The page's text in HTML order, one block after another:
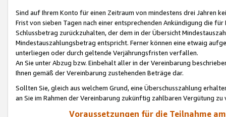
Sind auf Ihrem Konto für einen Zeitraum von mindestens drei Jahren
Frist von sieben Tagen nach einer entsprechenden Ankündigung die
Schlussbetrag zurückzuhalten, der dem in der Übersicht
Mindestauszahlungsbetrag entspricht. Ferner können eine etwaig
unterliegen oder durch geltende Verjährungsfristen verfallen.
An Sie unter Abzug bzw. Einbehalt aller in der Vereinbarung
Ihnen gemäß der Vereinbarung zustehenden Beträge dar.
Sollten Sie, gleich aus welchem Grund, eine Überschusszahlung
an Sie im Rahmen der Vereinbarung zukünftig zahlbaren Vergütung zu
Voraussetzungen für die Teilnahme